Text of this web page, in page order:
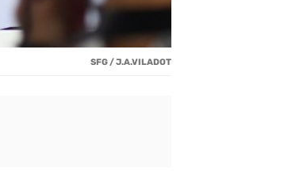
SFG / J.A.VILADOT